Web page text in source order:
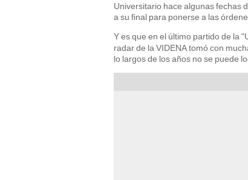
Universitario hace algunas fechas
a su final para ponerse a las
Y es que en el último partido de la
radar de la VIDENA tomó con
lo largos de los años no se puede